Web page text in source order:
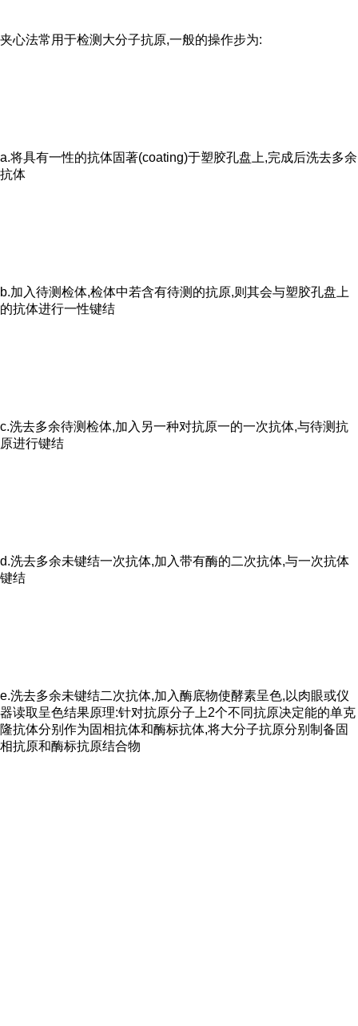
夹心法常用于检测大分子抗原,一般的操作步为:
a.将具有一性的抗体固著(coating)于塑胶孔盘上,完成后洗去多余
抗体
b.加入待测检体,检体中若含有待测的抗原,则其会与塑胶孔盘上
的抗体进行一性键结
c.洗去多余待测检体,加入另一种对抗原一的一次抗体,与待测抗
原进行键结
d.洗去多余未键结一次抗体,加入带有酶的二次抗体,与一次抗体
键结
e.洗去多余未键结二次抗体,加入酶底物使酵素呈色,以肉眼或仪
器读取呈色结果原理:针对抗原分子上2个不同抗原决定能的单克
隆抗体分别作为固相抗体和酶标抗体,将大分子抗原分别制备固
相抗原和酶标抗原结合物